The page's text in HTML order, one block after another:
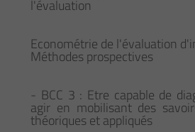
l'évaluation
Econométrie de l'évaluation
Méthodes prospectives
- BCC 3 : Etre capable de
agir en mobilisant des
théoriques et appliqués